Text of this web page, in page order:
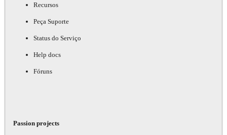
Recursos
Peça Suporte
Status do Serviço
Help docs
Fóruns
Passion projects